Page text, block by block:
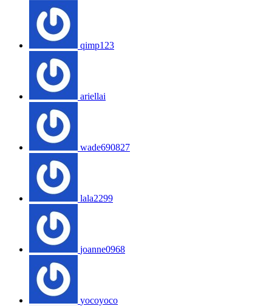
qimp123
ariellai
wade690827
lala2299
joanne0968
yocoyoco